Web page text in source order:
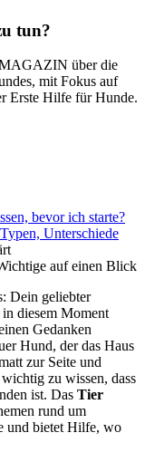
tun?
über die
mit Fokus auf
Erste Hilfe für Hunde.
bevor ich starte?
Unterschiede
auf einen Blick
Dein geliebter
diesem Moment
Gedanken
Hund, der das Haus
zur Seite und
zu wissen, dass
ist. Das Tier
rund um
und bietet Hilfe, wo